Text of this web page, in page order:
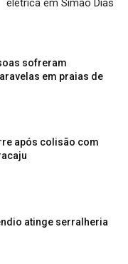
elétrica em Simão Dias
sofreram
em praias de
após colisão com
atinge serralheria